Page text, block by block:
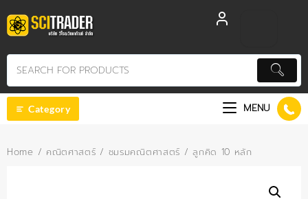
to
content
Category MENU
Home / คณิตศาสตร์ / ชมรมคณิตศาสตร์ / ลูกคิด 10 หลัก